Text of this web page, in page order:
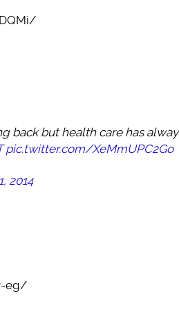
back but health care has
pic.twitter.com/XeMmUPC2Go
2014
eg/